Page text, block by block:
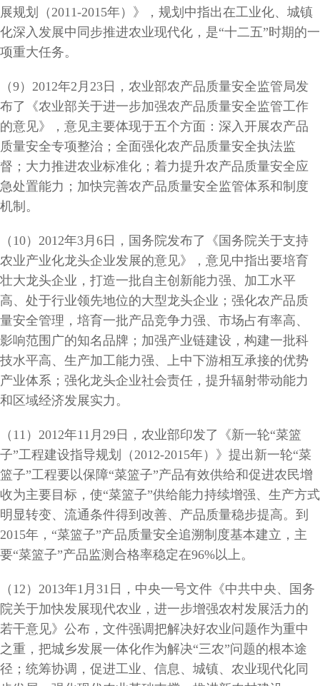
展规划（2011-2015年）》，规划中指出在工业化、城镇
化深入发展中同步推进农业现代化，是“十二五”时期的一
项重大任务。
（9）2012年2月23日，农业部农产品质量安全监管局发
布了《农业部关于进一步加强农产品质量安全监管工作
的意见》，意见主要体现于五个方面：深入开展农产品
质量安全专项整治；全面强化农产品质量安全执法监
督；大力推进农业标准化；着力提升农产品质量安全应
急处置能力；加快完善农产品质量安全监管体系和制度
机制。
（10）2012年3月6日，国务院发布了《国务院关于支持
农业产业化龙头企业发展的意见》，意见中指出要培育
壮大龙头企业，打造一批自主创新能力强、加工水平
高、处于行业领先地位的大型龙头企业；强化农产品质
量安全管理，培育一批产品竞争力强、市场占有率高、
影响范围广的知名品牌；加强产业链建设，构建一批科
技水平高、生产加工能力强、上中下游相互承接的优势
产业体系；强化龙头企业社会责任，提升辐射带动能力
和区域经济发展实力。
（11）2012年11月29日，农业部印发了《新一轮“菜篮
子”工程建设指导规划（2012-2015年）》提出新一轮“菜
篮子”工程要以保障“菜篮子”产品有效供给和促进农民增
收为主要目标，使“菜篮子”供给能力持续增强、生产方式
明显转变、流通条件得到改善、产品质量稳步提高。到
2015年，“菜篮子”产品质量安全追溯制度基本建立，主
要“菜篮子”产品监测合格率稳定在96%以上。
（12）2013年1月31日，中央一号文件《中共中央、国务
院关于加快发展现代农业，进一步增强农村发展活力的
若干意见》公布，文件强调把解决好农业问题作为重中
之重，把城乡发展一体化作为解决“三农”问题的根本途
径；统筹协调，促进工业、信息、城镇、农业现代化同